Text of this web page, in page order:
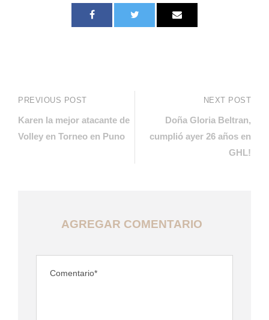
PREVIOUS POST
Karen la mejor atacante de
Volley en Torneo en Puno
NEXT POST
Doña Gloria Beltran,
cumplió ayer 26 años en
GHL!
AGREGAR COMENTARIO